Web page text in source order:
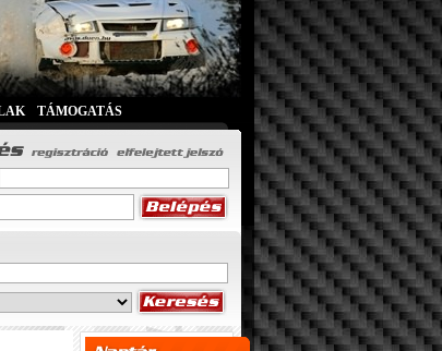
TÁMOGATÁS